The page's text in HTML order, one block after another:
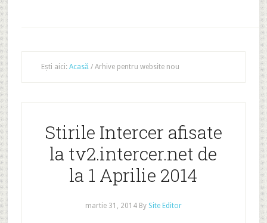
Ești aici: Acasă /Arhive pentru website nou
Stirile Intercer afisate
la tv2.intercer.net de
la 1 Aprilie 2014
martie 31, 2014By Site Editor